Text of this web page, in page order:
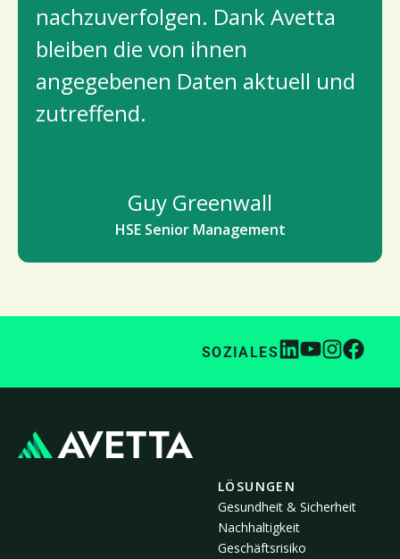
nachzuverfolgen. Dank Avetta
bleiben die von ihnen
angegebenen Daten aktuell und
zutreffend.
Guy Greenwall
HSE Senior Management
SOZIALES
LÖSUNGEN
Gesundheit & Sicherheit
Nachhaltigkeit
Geschäftsrisiko